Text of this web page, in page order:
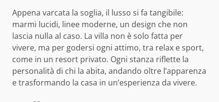
Appena varcata la soglia, il lusso si fa tangibile:
marmi lucidi, linee moderne, un design che non
lascia nulla al caso. La villa non è solo fatta per
vivere, ma per godersi ogni attimo, tra relax e sport,
come in un resort privato. Ogni stanza riflette la
personalità di chi la abita, andando oltre l’apparenza
e trasformando la casa in un’esperienza da vivere.